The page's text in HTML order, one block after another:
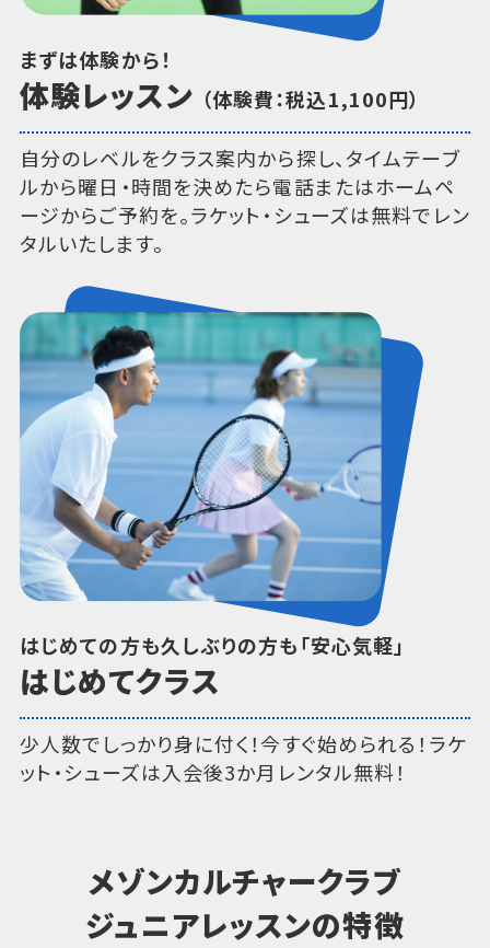
まずは体験から！
体験レッスン （体験費：税込1,100円）
自分のレベルをクラス案内から探し、タイムテーブ
ルから曜日・時間を決めたら電話またはホームペ
ージからご予約を。ラケット・シューズは無料でレン
タルいたします。
はじめての方も久しぶりの方も「安心気軽」
はじめてクラス
少人数でしっかり身に付く！今すぐ始められる！ラケ
ット・シューズは入会後3か月レンタル無料！
メゾンカルチャークラブ
ジュニアレッスンの特徴